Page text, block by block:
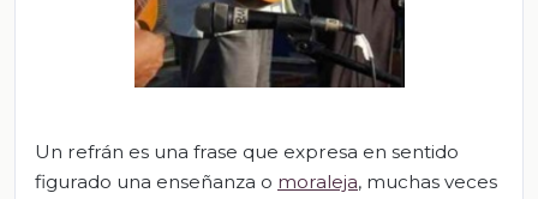
Un refrán es una frase que expresa en sentido
figurado una enseñanza o moraleja, muchas veces